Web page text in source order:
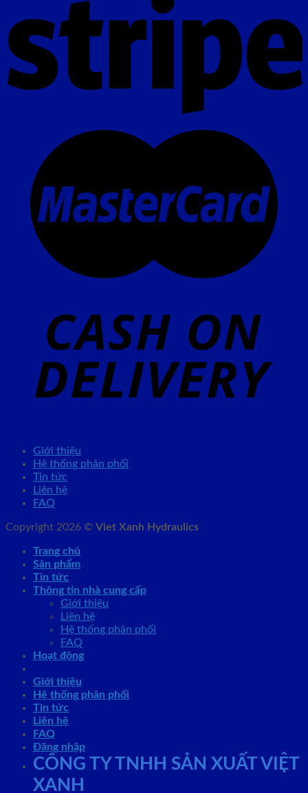
Giới thiệu
Hệ thống phân phối
Tin tức
Liên hệ
FAQ
Copyright 2026 © Viet Xanh Hydraulics
Trang chủ
Sản phẩm
Tin tức
Thông tin nhà cung cấp
Giới thiệu
Liên hệ
Hệ thống phân phối
FAQ
Hoạt động
Giới thiệu
Hệ thống phân phối
Tin tức
Liên hệ
FAQ
Đăng nhập
CÔNG TY TNHH SẢN XUẤT VIỆT
XANH